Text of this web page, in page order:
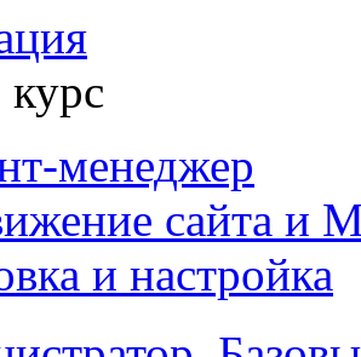
менеджер
сайта и
и настройка